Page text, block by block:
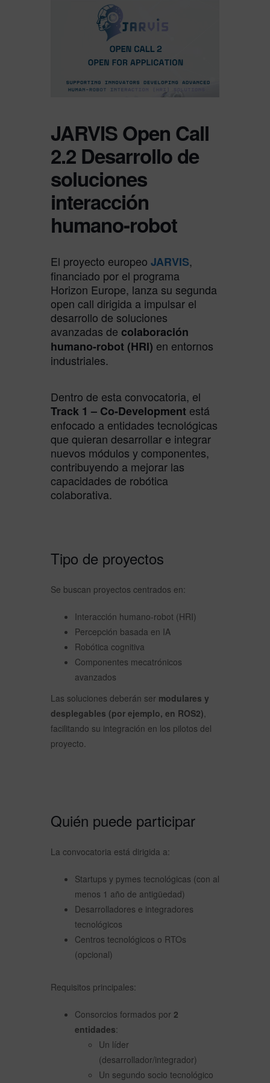
JARVIS Open Call
2.2 Desarrollo de
soluciones
interacción
humano-robot
El proyecto europeo JARVIS,
financiado por el programa
Horizon Europe, lanza su segunda
open call dirigida a impulsar el
desarrollo de soluciones
avanzadas de colaboración
humano-robot (HRI) en entornos
industriales.
Dentro de esta convocatoria, el
Track 1 – Co-Development está
enfocado a entidades tecnológicas
que quieran desarrollar e integrar
nuevos módulos y componentes,
contribuyendo a mejorar las
capacidades de robótica
colaborativa.
Tipo de proyectos
Se buscan proyectos centrados en:
Interacción humano-robot (HRI)
Percepción basada en IA
Robótica cognitiva
Componentes mecatrónicos
avanzados
Las soluciones deberán ser modulares y
desplegables (por ejemplo, en ROS2)
facilitando su integración en los pilotos del
proyecto.
Quién puede participar
La convocatoria está dirigida a:
Startups y pymes tecnológicas (con al
menos 1 año de antigüedad)
Desarrolladores e integradores
tecnológicos
Centros tecnológicos o RTOs
(opcional)
Requisitos principales:
Consorcios formados por 2
entidades:
Un líder
(desarrollador/integrador)
Un segundo socio tecnológico